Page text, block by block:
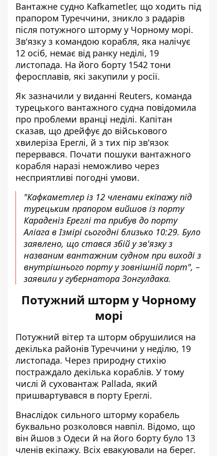
Вантажне судно Kafkametler, що ходить під
прапором Туреччини, зникло з радарів
після потужного шторму у Чорному морі.
Зв'язку з командою корабля, яка налічує
12 осіб, немає від ранку неділі, 19
листопада. На його борту 1542 тони
феросплавів, які закупили у росії.
Як зазначили у виданні Reuters, команда
турецького вантажного судна повідомила
про проблеми вранці неділі. Капітан
сказав, що дрейфує до військового
хвилеріза Ереглі, й з тих пір зв'язок
перервався. Почати пошуки вантажного
корабля наразі неможливо через
несприятливі погодні умови.
"Кафкаметлер із 12 членами екіпажу під
турецьким прапором вийшов із порту
Караденіз Ереглі та прибув до порту
Аліага в Ізмірі сьогодні близько 10:29. Було
заявлено, що стався збій у зв'язку з
названим вантажним судном при виході з
внутрішнього порту у зовнішній порт", –
заявили у губернатора Зонгулдака.
Потужний шторм у Чорному
морі
Потужний вітер та шторм обрушилися на
декілька районів Туреччини у неділю, 19
листопада. Через природну стихію
постраждало декілька кораблів. У тому
числі й суховантаж Pallada, який
пришвартувався в порту Ереглі.
Внаслідок сильного шторму корабель
буквально розколовся навпіл. Відомо, що
він йшов з Одеси й на його борту було 13
членів екіпажу. Всіх евакуювали на берег.